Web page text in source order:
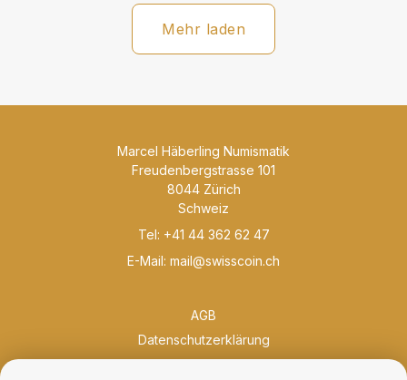
Mehr laden
Marcel Häberling Numismatik
Freudenbergstrasse 101
8044 Zürich
Schweiz
Tel: +41 44 362 62 47
E-Mail: mail@swisscoin.ch
AGB
Datenschutzerklärung
Philosophie